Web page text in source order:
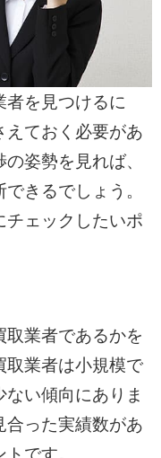
者を見つけるに
えておく必要があ
姿勢を見れば、
きるでしょう。
チェックしたいポ
取業者であるかを
取業者は小規模で
い傾向にありま
合った実績数があ
です。